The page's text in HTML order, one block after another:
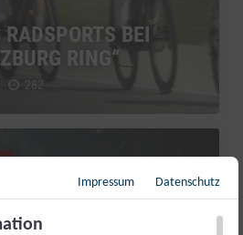
BEI
RING“
282
Impressum Datenschutz